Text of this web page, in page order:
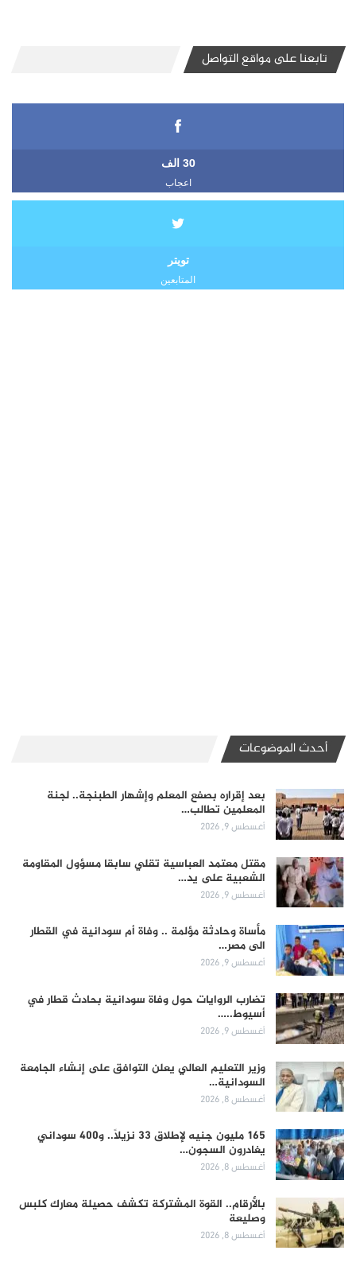
تابعنا على مواقع التواصل
30 الف
اعجاب
تويتر
المتابعين
أحدث الموضوعات
بعد إقراره بصفع المعلم وإشهار الطبنجة.. لجنة
المعلمين تطالب…
أغسطس 9, 2026
مقتل معتمد العباسية تقلي سابقا مسؤول المقاومة
الشعبية على يد…
أغسطس 9, 2026
مأساة وحادثة مؤلمة .. وفاة أم سودانية في القطار
الى مصر…
أغسطس 9, 2026
تضارب الروايات حول وفاة سودانية بحادث قطار في
أسيوط..…
أغسطس 9, 2026
وزير التعليم العالي يعلن التوافق على إنشاء الجامعة
السودانية…
أغسطس 8, 2026
165 مليون جنيه لإطلاق 33 نزيلاً.. و400 سوداني
يغادرون السجون…
أغسطس 8, 2026
بالأرقام.. القوة المشتركة تكشف حصيلة معارك كلبس
وصليعة
أغسطس 8, 2026